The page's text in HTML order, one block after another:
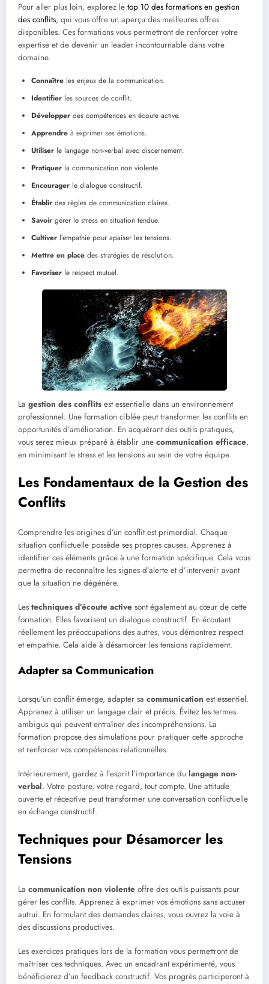
Pour aller plus loin, explorez le top 10 des formations en gestion
des conflits, qui vous offre un aperçu des meilleures offres
disponibles. Ces formations vous permettront de renforcer votre
expertise et de devenir un leader incontournable dans votre
domaine.
Connaître les enjeux de la communication.
Identifier les sources de conflit.
Développer des compétences en écoute active.
Apprendre à exprimer ses émotions.
Utiliser le langage non-verbal avec discernement.
Pratiquer la communication non violente.
Encourager le dialogue constructif.
Établir des règles de communication claires.
Savoir gérer le stress en situation tendue.
Cultiver l’empathie pour apaiser les tensions.
Mettre en place des stratégies de résolution.
Favoriser le respect mutuel.
La gestion des conflits est essentielle dans un environnement
professionnel. Une formation ciblée peut transformer les conflits en
opportunités d’amélioration. En acquérant des outils pratiques,
vous serez mieux préparé à établir une communication efficace,
en minimisant le stress et les tensions au sein de votre équipe.
Les Fondamentaux de la Gestion des
Conflits
Comprendre les origines d’un conflit est primordial. Chaque
situation conflictuelle possède ses propres causes. Apprenez à
identifier ces éléments grâce à une formation spécifique. Cela vous
permettra de reconnaître les signes d’alerte et d’intervenir avant
que la situation ne dégénère.
Les techniques d’écoute active sont également au cœur de cette
formation. Elles favorisent un dialogue constructif. En écoutant
réellement les préoccupations des autres, vous démontrez respect
et empathie. Cela aide à désamorcer les tensions rapidement.
Adapter sa Communication
Lorsqu’un conflit émerge, adapter sa communication est essentiel.
Apprenez à utiliser un langage clair et précis. Évitez les termes
ambigus qui peuvent entraîner des incompréhensions. La
formation propose des simulations pour pratiquer cette approche
et renforcer vos compétences relationnelles.
Intérieurement, gardez à l’esprit l’importance du langage non-
verbal. Votre posture, votre regard, tout compte. Une attitude
ouverte et réceptive peut transformer une conversation conflictuelle
en échange constructif.
Techniques pour Désamorcer les
Tensions
La communication non violente offre des outils puissants pour
gérer les conflits. Apprenez à exprimer vos émotions sans accuser
autrui. En formulant des demandes claires, vous ouvrez la voie à
des discussions productives.
Les exercices pratiques lors de la formation vous permettront de
maîtriser ces techniques. Avec un encadrant expérimenté, vous
bénéficierez d’un feedback constructif. Vos progrès participeront à